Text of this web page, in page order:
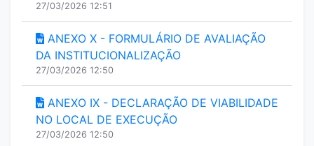
27/03/2026 12:51
ANEXO X - FORMULÁRIO DE AVALIAÇÃO
DA INSTITUCIONALIZAÇÃO
27/03/2026 12:50
ANEXO IX - DECLARAÇÃO DE VIABILIDADE
NO LOCAL DE EXECUÇÃO
27/03/2026 12:50